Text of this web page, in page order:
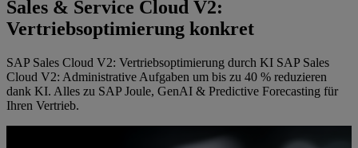
Sales & Service Cloud V2:
Vertriebsoptimierung konkret
SAP Sales Cloud V2: Vertriebsoptimierung durch KI SAP Sales
Cloud V2: Administrative Aufgaben um bis zu 40 % reduzieren
dank KI. Alles zu SAP Joule, GenAI & Predictive Forecasting für
Ihren Vertrieb.